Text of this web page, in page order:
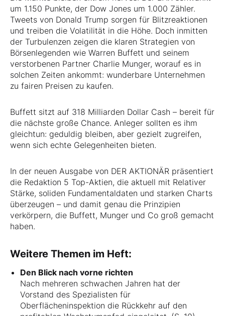
um 1.150 Punkte, der Dow Jones um 1.000 Zähler.
Tweets von Donald Trump sorgen für Blitzreaktionen
und treiben die Volatilität in die Höhe. Doch inmitten
der Turbulenzen zeigen die klaren Strategien von
Börsenlegenden wie Warren Buffett und seinem
verstorbenen Partner Charlie Munger, worauf es in
solchen Zeiten ankommt: wunderbare Unternehmen
zu fairen Preisen zu kaufen.
Buffett sitzt auf 318 Milliarden Dollar Cash – bereit für
die nächste große Chance. Anleger sollten es ihm
gleichtun: geduldig bleiben, aber gezielt zugreifen,
wenn sich echte Gelegenheiten bieten.
In der neuen Ausgabe von DER AKTIONÄR präsentiert
die Redaktion 5 Top-Aktien, die aktuell mit Relativer
Stärke, soliden Fundamentaldaten und starken Charts
überzeugen – und damit genau die Prinzipien
verkörpern, die Buffett, Munger und Co groß gemacht
haben.
Weitere Themen im Heft:
Den Blick nach vorne richten
Nach mehreren schwachen Jahren hat der
Vorstand des Spezialisten für
Oberflächeninspektion die Rückkehr auf den